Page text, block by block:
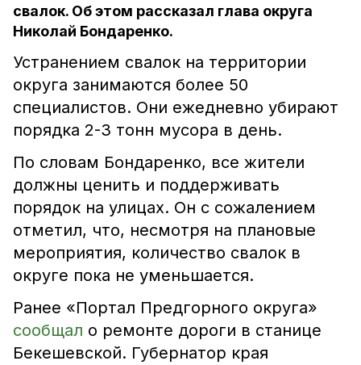
свалок. Об этом рассказал глава округа
Николай Бондаренко.
Устранением свалок на территории
округа занимаются более 50
специалистов. Они ежедневно убирают
порядка 2-3 тонн мусора в день.
По словам Бондаренко, все жители
должны ценить и поддерживать
порядок на улицах. Он с сожалением
отметил, что, несмотря на плановые
мероприятия, количество свалок в
округе пока не уменьшается.
Ранее «Портал Предгорного округа»
сообщал о ремонте дороги в станице
Бекешевской. Губернатор края